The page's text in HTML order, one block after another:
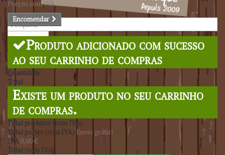
Pesquisar
Preços com IVA
Encomendar
Produto adicionado com sucesso
ao seu carrinho de compras
Quantidade
Total
Existe um produto no seu carrinho
de compras.
Total produtos (com IVA)
Total portes (com IVA) Envio grátis!
IVA 0,00 €
Total (com IVA)